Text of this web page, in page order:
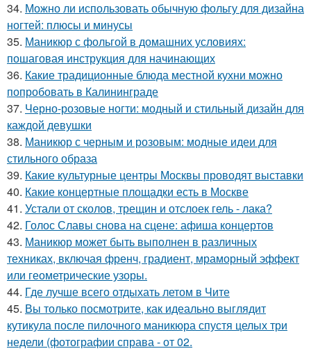
34. Можно ли использовать обычную фольгу для дизайна
ногтей: плюсы и минусы
35. Маникюр с фольгой в домашних условиях:
пошаговая инструкция для начинающих
36. Какие традиционные блюда местной кухни можно
попробовать в Калининграде
37. Черно-розовые ногти: модный и стильный дизайн для
каждой девушки
38. Маникюр с черным и розовым: модные идеи для
стильного образа
39. Какие культурные центры Москвы проводят выставки
40. Какие концертные площадки есть в Москве
41. Устали от сколов, трещин и отслоек гель - лака?
42. Голос Славы снова на сцене: афиша концертов
43. Маникюр может быть выполнен в различных
техниках, включая френч, градиент, мраморный эффект
или геометрические узоры.
44. Где лучше всего отдыхать летом в Чите
45. Вы только посмотрите, как идеально выглядит
кутикула после пилочного маникюра спустя целых три
недели (фотографии справа - от 02.